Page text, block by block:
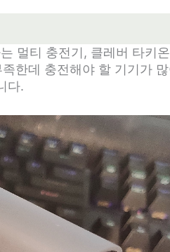
멀티 충전기, 클레버 타키
한데 충전해야 할 기기가
다.